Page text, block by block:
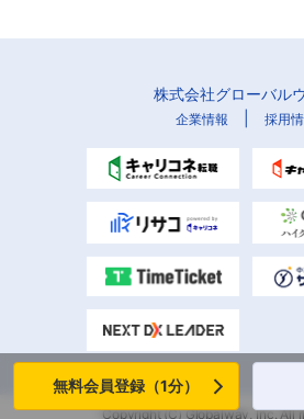
株式会社グローバル
企業情報 採用
Copyright (C) Globalway, Inc. All
無料会員登録（1分）